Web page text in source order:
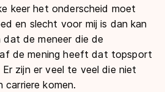
keer het onderscheid moet
en slecht voor mij is dan kan
dat de meneer die de
de mening heeft dat topsport
zijn er veel te veel die niet
carriere komen.